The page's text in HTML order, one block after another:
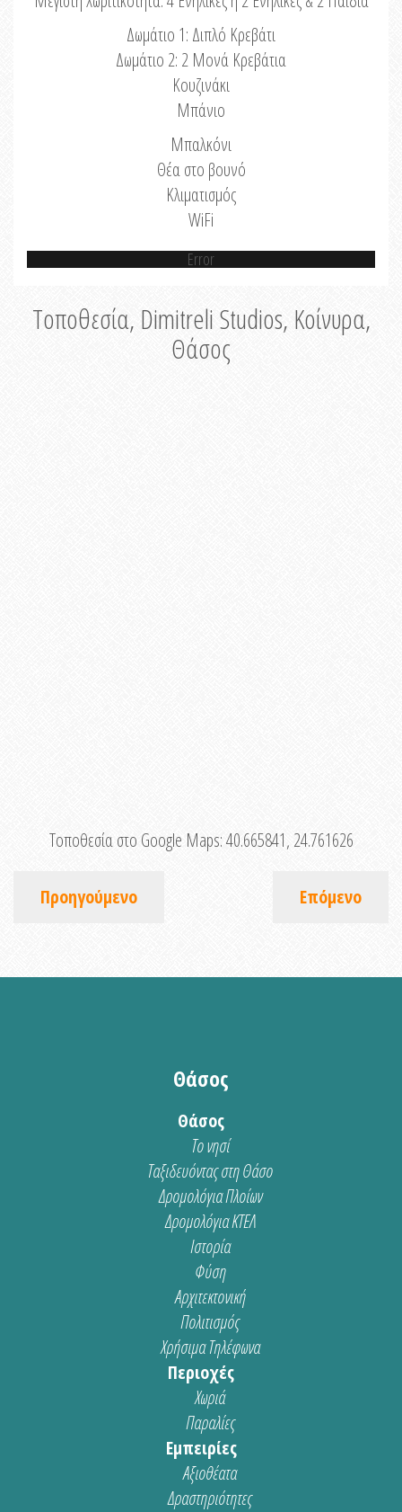
Δωμάτιο 1: Διπλό Κρεβάτι
Δωμάτιο 2: 2 Μονά Κρεβάτια
Κουζινάκι
Μπάνιο
Μπαλκόνι
Θέα στο βουνό
Κλιματισμός
WiFi
Error
Τοποθεσία, Dimitreli Studios, Κοίνυρα,
Θάσος
Τοποθεσία στο Google Maps:40.665841, 24.761626
Προηγούμενο Επόμενο
Θάσος
Θάσος
Το νησί
Ταξιδευόντας στη Θάσο
Δρομολόγια Πλοίων
Δρομολόγια ΚΤΕΛ
Ιστορία
Φύση
Αρχιτεκτονική
Πολιτισμός
Χρήσιμα Τηλέφωνα
Περιοχές
Χωριά
Παραλίες
Εμπειρίες
Αξιοθέατα
Δραστηριότητες